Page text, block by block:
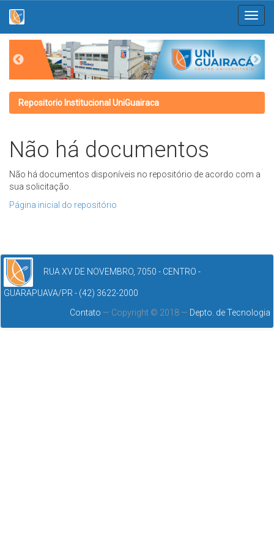
navigation
Repositorio Institucional UniGuairaca
Não há documentos
Não há documentos disponíveis no repositório de acordo com a
sua solicitação.
Página inicial do repositório
RUA XV DE NOVEMBRO, 7050 - CENTRO -
GUARAPUAVA/PR - (42) 3622-2000
Contato — Copyright © 2018 — Depto. de Tecnologia